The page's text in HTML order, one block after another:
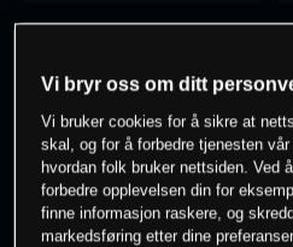
-
0% av kunder erpå
Vi bryr oss om ditt
Vi bruker cookies for å sikre at
skal, og for å forbedre tjenesten
hvordan folk bruker nettsiden. Ved
forbedre opplevelsen din for
finne informasjon raskere, og
markedsføring etter dine